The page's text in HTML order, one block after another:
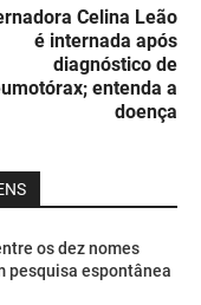
Celina Leão
é internada após
diagnóstico de
entenda a
doença
os dez nomes
pesquisa espontânea